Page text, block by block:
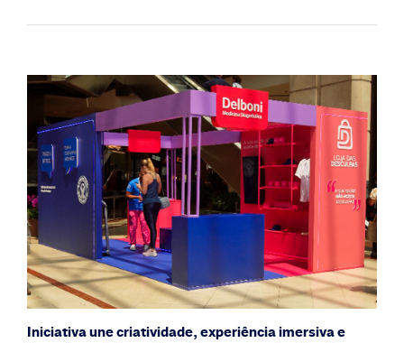
Iniciativa une criatividade, experiência imersiva e